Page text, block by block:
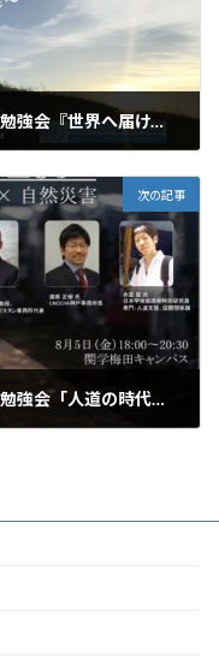
国連フォーラム関西支部 第2回SDGs勉強会『世界へ届け、関西の国際協力～保健分野から見る持続可能な開発～』 開催報告
次の記事
国連フォーラム関西支部 第4回SDGs勉強会「人道の時代をどう生きる？～移民・難民×紛争×自然災害～」 開催報告